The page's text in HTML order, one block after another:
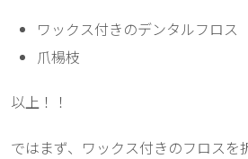
ワックス付きのデンタルフロス
爪楊枝
以上！！
ではまず、ワックス付きのフロスを